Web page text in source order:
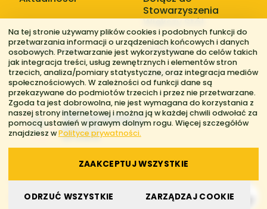
Stowarzyszenia
Większy Stół
Galerie zdjęć
Kontakt
Regiony
© 2026 Stowarzyszenie Większy Stół. Wszelkie prawa zastrzeżone.
Polityka prywatności
Na tej stronie używamy plików cookies i podobnych funkcji do
przetwarzania informacji o urządzeniach końcowych i danych
osobowych. Przetwarzanie jest wykorzystywane do celów takich
jak integracja treści, usług zewnętrznych i elementów stron
trzecich, analiza/pomiary statystyczne, oraz integracja mediów
społecznościowych. W zależności od funkcji dane są
przekazywane do podmiotów trzecich i przez nie przetwarzane.
Zgoda ta jest dobrowolna, nie jest wymagana do korzystania z
naszej strony internetowej i można ją w każdej chwili odwołać za
pomocą ustawień w prawym dolnym rogu. Więcej szczegółów
znajdziesz wPolityce prywatności.
ZAAKCEPTUJ WSZYSTKIE
ODRZUĆ WSZYSTKIE ZARZĄDZAJ COOKIE